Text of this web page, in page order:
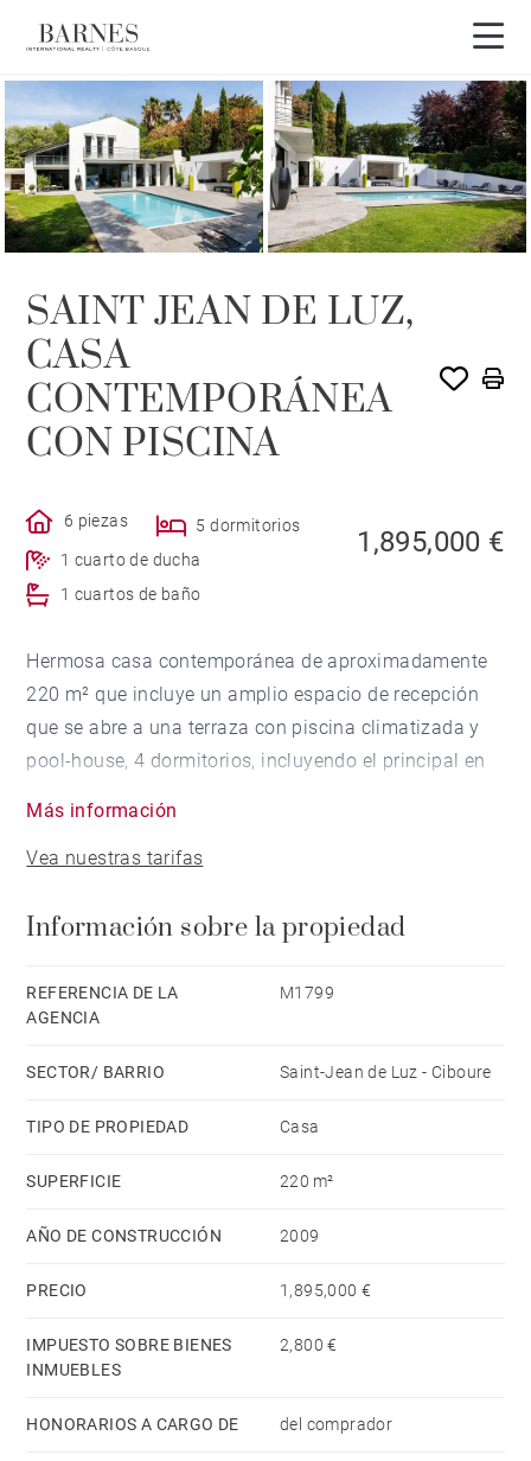
SAINT JEAN DE LUZ,
CASA
CONTEMPORÁNEA
CON PISCINA
6 piezas
5 dormitorios
1 cuarto de ducha
1 cuartos de baño
1,895,000 €
Hermosa casa contemporánea de aproximadamente
220 m² que incluye un amplio espacio de recepción
que se abre a una terraza con piscina climatizada y
pool-house, 4 dormitorios, incluyendo el principal en
primer piso. Hermoso terreno ajardinado de 910 m².
reversible.
Más información
Vea nuestras tarifas
Información sobre la propiedad
REFERENCIA DE LA
AGENCIA
M1799
SECTOR/ BARRIO Saint-Jean de Luz - Ciboure
TIPO DE PROPIEDAD Casa
SUPERFICIE 220 m²
AÑO DE CONSTRUCCIÓN 2009
PRECIO 1,895,000 €
IMPUESTO SOBRE BIENES
INMUEBLES
2,800 €
HONORARIOS A CARGO DE del comprador